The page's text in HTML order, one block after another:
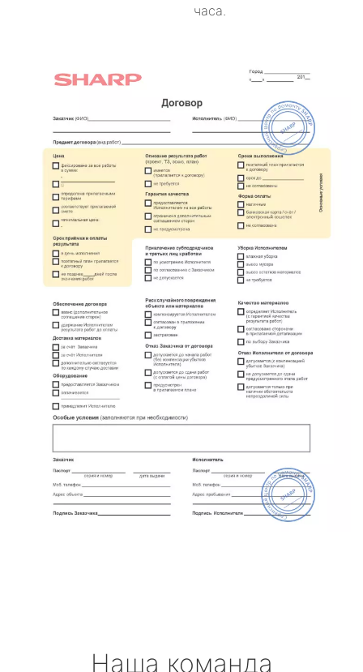
часа.
Наша команда